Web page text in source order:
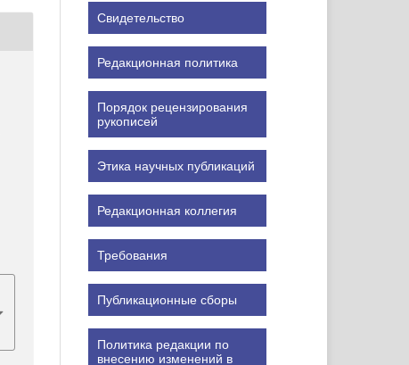
Свидетельство
Редакционная политика
Порядок рецензирования
рукописей
Этика научных публикаций
Редакционная коллегия
Требования
Публикационные сборы
Политика редакции по
внесению изменений в